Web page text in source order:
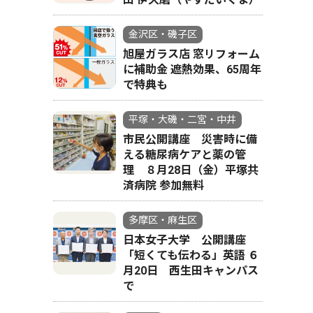
金沢区・磯子区
旭屋ガラス店 窓リフォーム
に補助金 遮熱効果、65周年
で特典も
平塚・大磯・二宮・中井
市民公開講座 災害時に備
える糖尿病ケアと薬の管
理 ８月28日（金）平塚共
済病院 参加無料
多摩区・麻生区
日本女子大学 公開講座
「短くても伝わる」英語 ６
月20日 西生田キャンパス
で